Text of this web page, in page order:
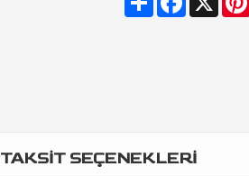
TAKSİT SEÇENEKLERİ